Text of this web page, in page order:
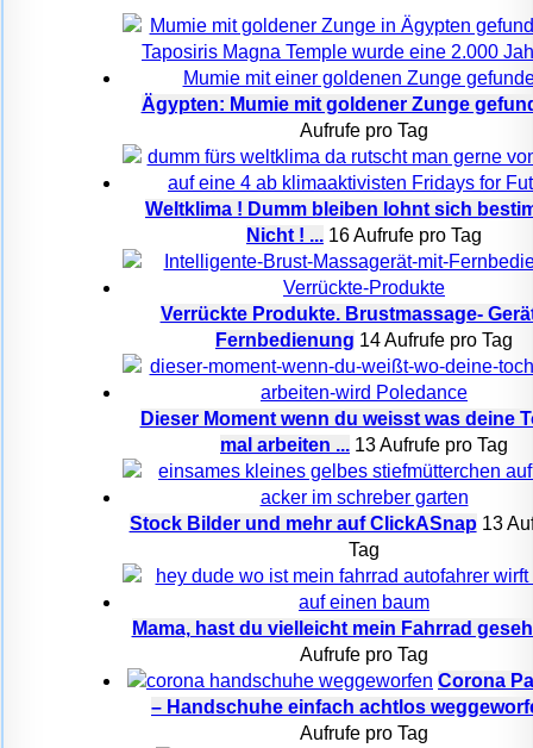
Ägypten: Mumie mit goldener Zunge
Aufrufe pro Tag
Weltklima ! Dumm bleiben lohnt sich
Nicht ! ... 16 Aufrufe pro Tag
Verrückte Produkte. Brustmassage-
Fernbedienung 14 Aufrufe pro Tag
Dieser Moment wenn du weisst was deine
mal arbeiten ... 13 Aufrufe pro Tag
Stock Bilder und mehr auf ClickASnap 13
Tag
Mama, hast du vielleicht mein Fahrrad
Aufrufe pro Tag
Corona
– Handschuhe einfach achtlos
Aufrufe pro Tag